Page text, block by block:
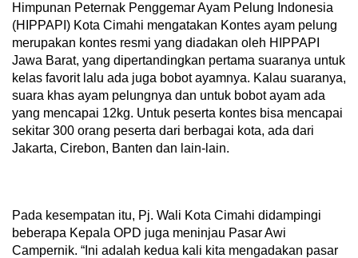
Himpunan Peternak Penggemar Ayam Pelung Indonesia
(HIPPAPI) Kota Cimahi mengatakan Kontes ayam pelung
merupakan kontes resmi yang diadakan oleh HIPPAPI
Jawa Barat, yang dipertandingkan pertama suaranya untuk
kelas favorit lalu ada juga bobot ayamnya. Kalau suaranya,
suara khas ayam pelungnya dan untuk bobot ayam ada
yang mencapai 12kg. Untuk peserta kontes bisa mencapai
sekitar 300 orang peserta dari berbagai kota, ada dari
Jakarta, Cirebon, Banten dan lain-lain.
Pada kesempatan itu, Pj. Wali Kota Cimahi didampingi
beberapa Kepala OPD juga meninjau Pasar Awi
Campernik. “Ini adalah kedua kali kita mengadakan pasar